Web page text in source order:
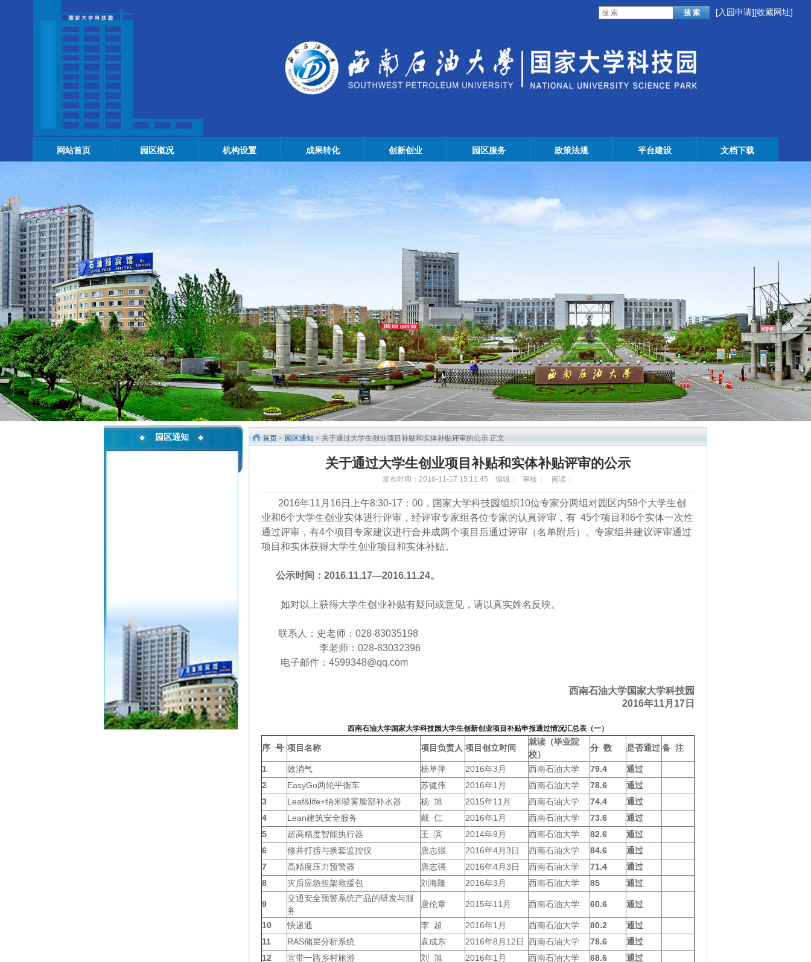
[入园申请][收藏网址]
网站首页 园区概况 机构设置 成果转化 创新创业 园区服务 政策法规 平台建设 文档下载
园区通知 首页 > 园区通知 > 关于通过大学生创业项目补贴和实体补贴评审的公示 正文
关于通过大学生创业项目补贴和实体补贴评审的公示
发布时间：2016-11-17 15:11:45 编辑： 审核： 阅读：
2016年11月16日上午8:30-17：00，国家大学科技园组织10位专家分两组对园区内59个大学生创
业和6个大学生创业实体进行评审，经评审专家组各位专家的认真评审，有 45个项目和6个实体一次性
通过评审，有4个项目专家建议进行合并成两个项目后通过评审（名单附后）。专家组并建议评审通过
项目和实体获得大学生创业项目和实体补贴。
公示时间： 2016.11.17—2016.11.24。
如对以上获得大学生创业补贴有疑问或意见，请以真实姓名反映。
联系人：史老师：028-83035198
李老师：028-83032396
电子邮件：4599348@qq.com
西南石油大学国家大学科技园
2016年11月 17 日
西南石油大学国家大学科技园大学生创新创业项目补贴申报通过情况汇总表（一）
序 号 项目名称 项目负责人 项目创立时间
就读（毕业院
校）
分 数 是否通过备 注
1 效消气 杨草萍 2016年3月 西南石油大学 79.4
通过
2
EasyGo两轮平衡车 苏健伟 2016年1月 西南石油大学 78.6
通过
3
Leaf&life+纳米喷雾脸部补水器 杨 旭 2015年11月 西南石油大学 74.4
通过
4
Lean建筑安全服务 戴 仁 2016年1月 西南石油大学 73.6
通过
5
超高精度智能执行器 王 滨 2014年9月 西南石油大学 82.6
通过
6
修井打捞与换套监控仪 唐志强 2016年4月3日 西南石油大学 84.6
通过
7
高精度压力预警器 唐志强 2016年4月3日 西南石油大学 71.4
通过
8
灾后应急担架救援包 刘海隆 2016年3月 西南石油大学 85 通过
9
交通安全预警系统产品的研发与服
务
唐伦章 2015年11月 西南石油大学 60.6 通过
10 快递通 李 超 2016年1月 西南石油大学 80.2
通过
11
RAS储层分析系统 袁成东 2016年8月12日 西南石油大学 78.6
通过
12
宜带一路乡村旅游 刘 旭 2016年1月 西南石油大学 68.6 通过